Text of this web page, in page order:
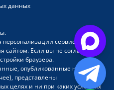
данных
сервисов и
сайтом. Если вы не согласны на
браузера.
опубликованные на сайте
представлены
целях и ни при каких условиях